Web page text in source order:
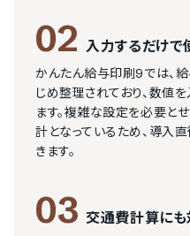
02 入力するだけで
かんたん給与印刷9では、
じめ整理されており、数値
ます。複雑な設定を必要と
計となっているため、導入
きます。
03 交通費計算に